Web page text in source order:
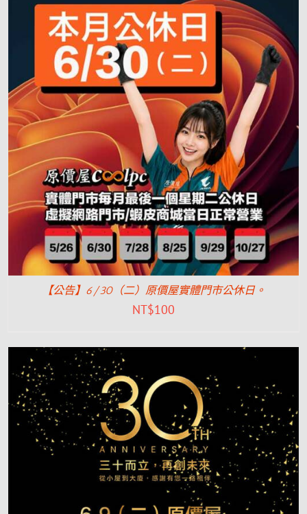
【公告】6/30（二）原價屋實體門市公休日。
NT$100